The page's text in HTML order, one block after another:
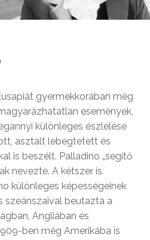
gyermekkorában még
események,
különleges észlelése
asztalt lebegtetett és
is beszélt. Palladino „segítő
nevezte. A kétszer is
különleges képességeinek
szeánszaival beutazta a
Angliában és
ben még Amerikába is